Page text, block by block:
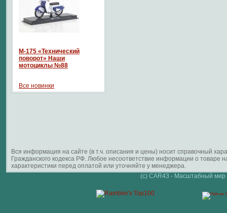
М-175 «Технический
поворот» Наши
мотоциклы №88
Все новинки
Вся информация на сайте (в т.ч. описания и цены) носит справочный
Гражданского кодекса РФ. Любое несоответствие информации о
характеристики перед оплатой или уточняйте у менеджера.
(c) CAR43 - Масштабный мир